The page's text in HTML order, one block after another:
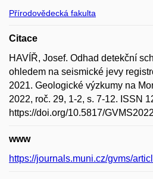
Přírodovědecká fakulta
Citace
HAVÍŘ, Josef. Odhad detekční
ohledem na seismické jevy
2021. Geologické výzkumy na
2022, roč. 29, 1-2, s. 7-12. ISSN
https://doi.org/10.5817/
www
https://journals.muni.cz/gvms/